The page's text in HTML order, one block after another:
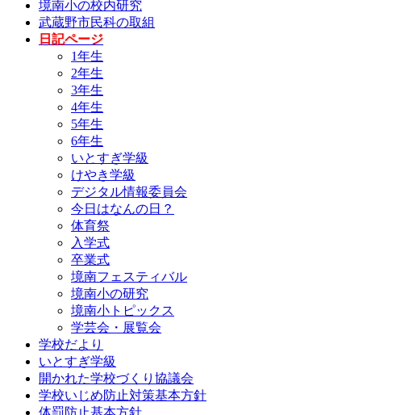
境南小の校内研究
武蔵野市民科の取組
日記ページ
1年生
2年生
3年生
4年生
5年生
6年生
いとすぎ学級
けやき学級
デジタル情報委員会
今日はなんの日？
体育祭
入学式
卒業式
境南フェスティバル
境南小の研究
境南小トピックス
学芸会・展覧会
学校だより
いとすぎ学級
開かれた学校づくり協議会
学校いじめ防止対策基本方針
体罰防止基本方針